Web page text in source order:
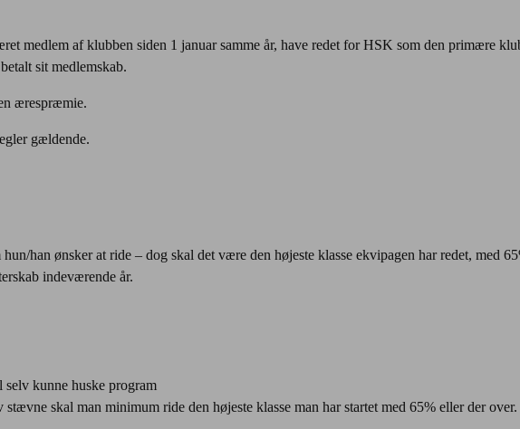
medlem af klubben siden 1 januar samme år, have redet for HSK som den primære
sit medlemskab.
ærespræmie.
gældende.
han ønsker at ride – dog skal det være den højeste klasse ekvipagen har redet, med
indeværende år.
kunne huske program
skal man minimum ride den højeste klasse man har startet med 65% eller der over.